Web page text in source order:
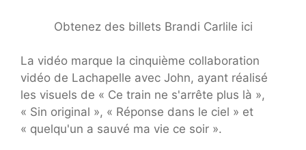
Obtenez des billets Brandi Carlile ici
La vidéo marque la cinquième collaboration
vidéo de Lachapelle avec John, ayant réalisé
les visuels de « Ce train ne s'arrête plus là »,
« Sin original », « Réponse dans le ciel » et
« quelqu'un a sauvé ma vie ce soir ».